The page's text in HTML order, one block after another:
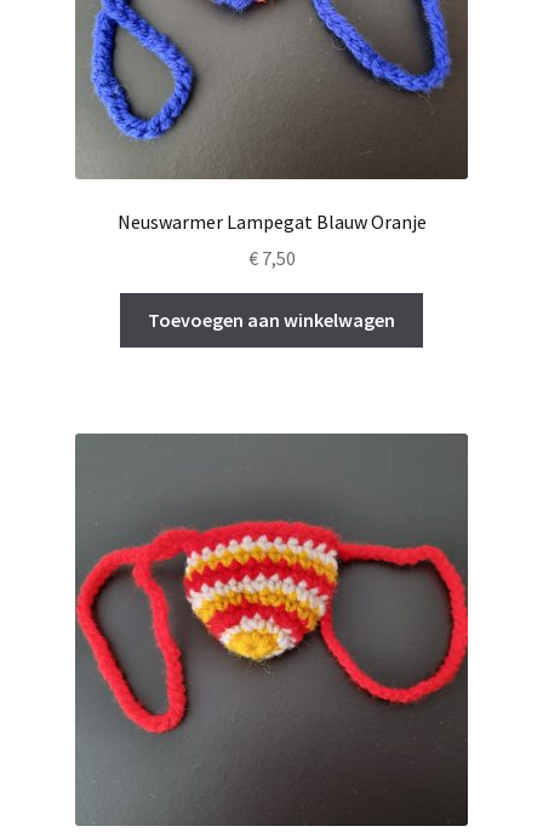
Neuswarmer Lampegat Blauw Oranje
€7,50
Toevoegen aan winkelwagen